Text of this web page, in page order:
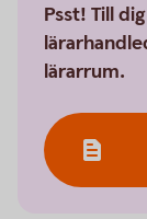
Psst! Till
lärarrum.